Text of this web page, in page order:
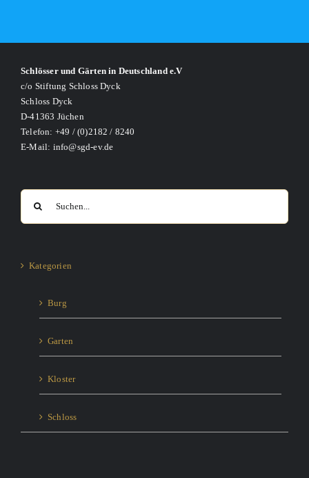
Schlösser und Gärten in Deutschland e.V
c/o Stiftung Schloss Dyck
Schloss Dyck
D-41363 Jüchen
Telefon: +49 / (0)2182 / 8240
E-Mail: info@sgd-ev.de
Suche
nach:
Kategorien
Burg
Garten
Kloster
Schloss